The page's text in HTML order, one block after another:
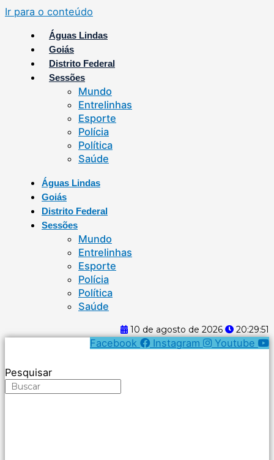
Ir para o conteúdo
Águas Lindas
Goiás
Distrito Federal
Sessões
Mundo
Entrelinhas
Esporte
Polícia
Política
Saúde
Águas Lindas
Goiás
Distrito Federal
Sessões
Mundo
Entrelinhas
Esporte
Polícia
Política
Saúde
10 de agosto de 2026 20:29:51
Facebook Instagram Youtube
Pesquisar